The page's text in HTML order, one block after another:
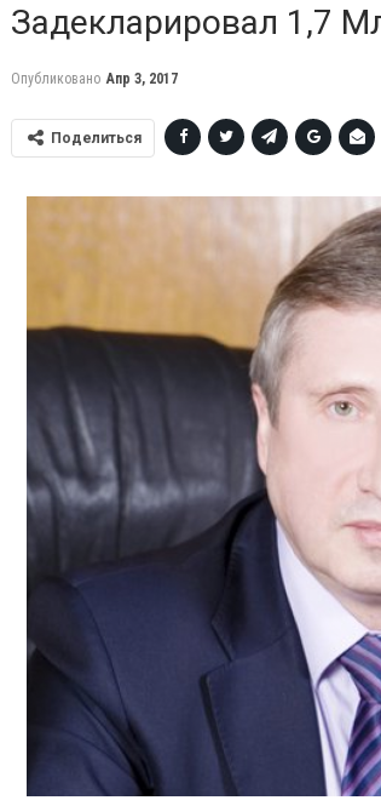
Задекларировал 1,7
Опубликовано Апр 3, 2017
Поделиться